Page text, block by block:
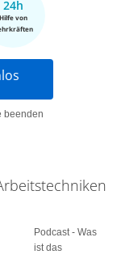
24h
Hilfe von
beenden
Podcast - Was
ist das